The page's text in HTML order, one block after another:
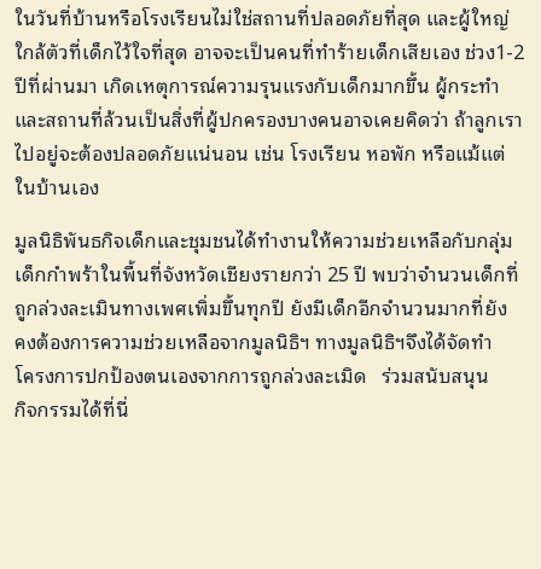
ในวันที่บ้านหรือโรงเรียนไม่ใช่สถานที่ปลอดภัยที่สุด และผู้ใหญ่
ใกล้ตัวที่เด็กไว้ใจที่สุด อาจจะเป็นคนที่ทำร้ายเด็กเสียเอง ช่วง1-2
ปีที่ผ่านมา เกิดเหตุการณ์ความรุนแรงกับเด็กมากขึ้น ผู้กระทำ
และสถานที่ล้วนเป็นสิ่งที่ผู้ปกครองบางคนอาจเคยคิดว่า ถ้าลูกเรา
ไปอยู่จะต้องปลอดภัยแน่นอน เช่น โรงเรียน หอพัก หรือแม้แต่
ในบ้านเอง
มูลนิธิพันธกิจเด็กและชุมชนได้ทำงานให้ความช่วยเหลือกับกลุ่ม
เด็กกำพร้าในพื้นที่จังหวัดเชียงรายกว่า 25 ปี พบว่าจำนวนเด็กที่
ถูกล่วงละเมินทางเพศเพิ่มขึ้นทุกปี ยังมีเด็กอีกจำนวนมากที่ยัง
คงต้องการความช่วยเหลือจากมูลนิธิฯ ทางมูลนิธิฯจึงได้จัดทำ
โครงการปกป้องตนเองจากการถูกล่วงละเมิด ร่วมสนับสนุน
กิจกรรมได้ที่นี่